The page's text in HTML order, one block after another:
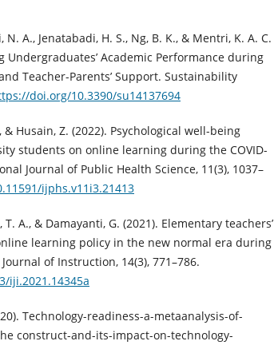
A., Jenatabadi, H. S., Ng, B. K., & Mentri, K. A. C.
Undergraduates’ Academic Performance during
Teacher-Parents’ Support. Sustainability
doi.org/10.3390/su14137694
& Husain, Z. (2022). Psychological well-being
students on online learning during the COVID-
Journal of Public Health Science, 11(3), 1037–
ijphs.v11i3.21413
A., & Damayanti, G. (2021). Elementary teachers’
learning policy in the new normal era during
of Instruction, 14(3), 771–786.
iji.2021.14345a
Technology-readiness-a-metaanalysis-of-
construct-and-its-impact-on-technology-